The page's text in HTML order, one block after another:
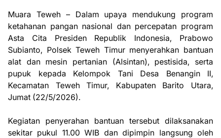
Muara Teweh – Dalam upaya mendukung program
ketahanan pangan nasional dan percepatan program
Asta Cita Presiden Republik Indonesia, Prabowo
Subianto, Polsek Teweh Timur menyerahkan bantuan
alat dan mesin pertanian (Alsintan), pestisida, serta
pupuk kepada Kelompok Tani Desa Benangin II,
Kecamatan Teweh Timur, Kabupaten Barito Utara,
Jumat (22/5/2026).
Kegiatan penyerahan bantuan tersebut dilaksanakan
sekitar pukul 11.00 WIB dan dipimpin langsung oleh